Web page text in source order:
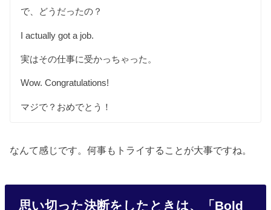
で、どうだったの？
I actually got a job.
実はその仕事に受かっちゃった。
Wow. Congratulations!
マジで？おめでとう！
なんて感じです。何事もトライすることが大事ですね。
思い切った決断をしたときは、「Bold